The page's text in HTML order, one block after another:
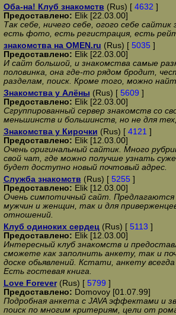
Оба-на! Клуб знакомств (Rus) [ 4632 ]
Предоставлено: Elik [22.03.00]
Так себе, ничего себе, огого себе
есть фото, есть регистрация, есть
знакомства на OMEN.ru (Rus) [ 5035 ]
Предоставлено: Elik [22.03.00]
И сайт большой, и знакомства самые
половинка, она где-то рядом бродит,
разделам, поиск. Кроме того, можно
Знакомства у Алёны (Rus) [ 5609 ]
Предоставлено: Elik [22.03.00]
Сгруппированный сервер знакомств со
меньшинств и большинств, но не для
Знакомства у Кирочки (Rus) [ 4121 ]
Предоставлено: Elik [12.03.00]
Очень оригинальный сайтик. Много
свой чат, где можно получше узнать
будет доступно новый почтовый адрес.
Служба знакомств (Rus) [ 5255 ]
Предоставлено: Elik [12.03.00]
Очень симпотичный сайт. Предлагаются
мужчин и женщин, так и для
отношений.
Клуб одиноких сердец(Rus) [ 5113 ]
Предоставлено: Elik [12.03.00]
Интересный клуб знакомств и
сможете как заполнить анкету, так и
доске обьявлений. Кстати, анкету
Есть гостевая книга.
Love Forever(Rus) [ 5799 ]
Предоставлено: Domovoy [01.07.99]
Подробная анкета с JAVA эффектами и
поиск по многим критериям, цели от